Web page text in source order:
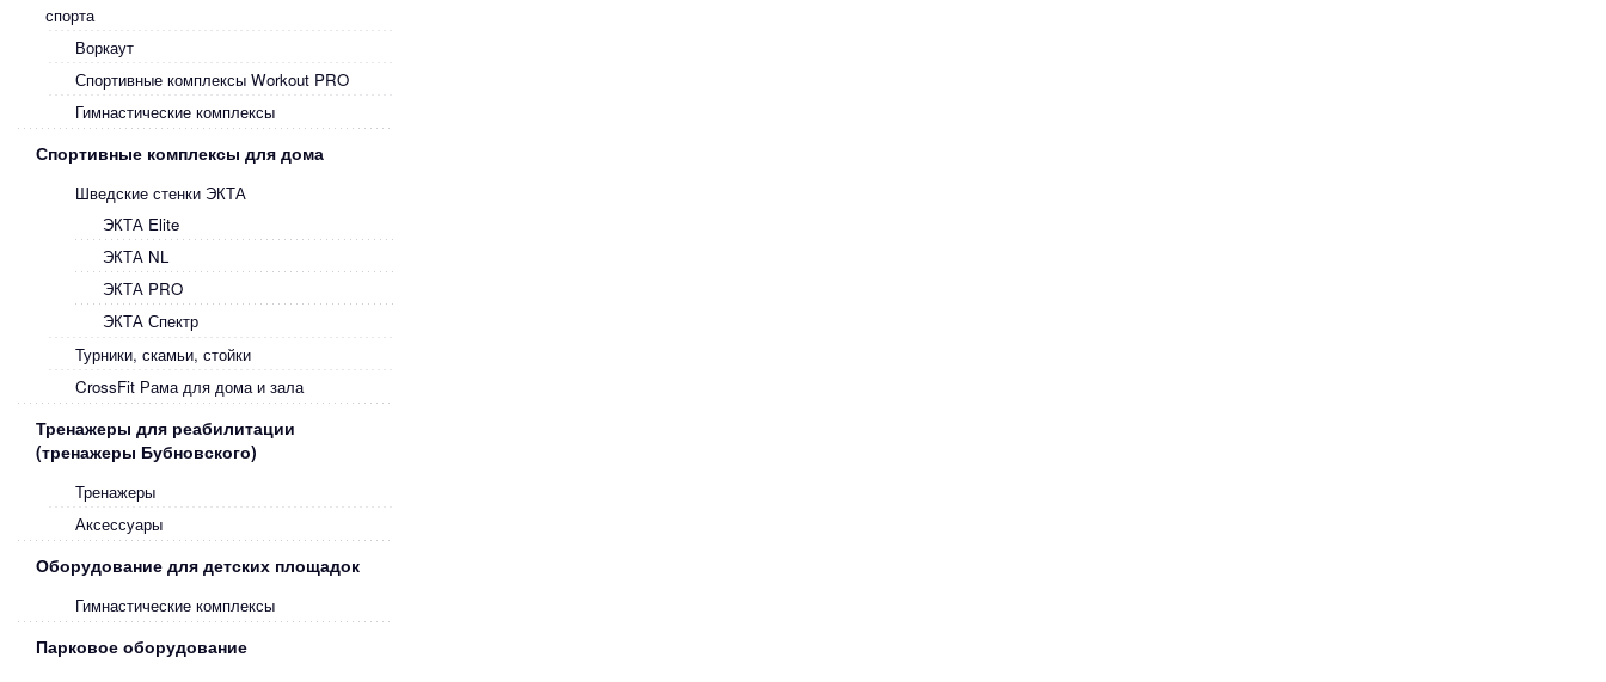
спорта
Воркаут
Спортивные комплексы Workout PRO
Гимнастические комплексы
Спортивные комплексы для дома
Шведские стенки ЭКТА
ЭКТА Elite
ЭКТА NL
ЭКТА PRO
ЭКТА Спектр
Турники, скамьи, стойки
CrossFit Рама для дома и зала
Тренажеры для реабилитации
(тренажеры Бубновского)
Тренажеры
Аксессуары
Оборудование для детских площадок
Гимнастические комплексы
Парковое оборудование